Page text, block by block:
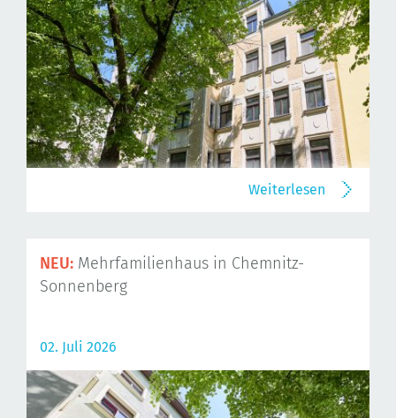
Weiterlesen
NEU: Mehrfamilienhaus in Chemnitz-
Sonnenberg
02. Juli 2026